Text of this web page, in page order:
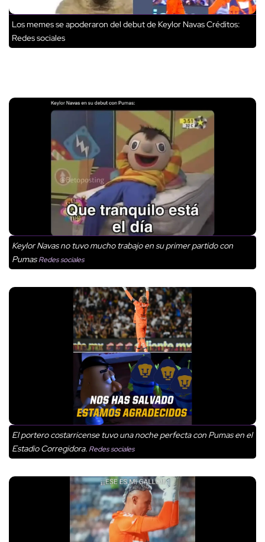
Los memes se apoderaron del debut de Keylor NavasCréditos:
Redes sociales
Keylor Navas no tuvo mucho trabajo en su primer partido con
PumasRedes sociales
El portero costarricense tuvo una noche perfecta con Pumas en el
Estadio Corregidora. Redes sociales